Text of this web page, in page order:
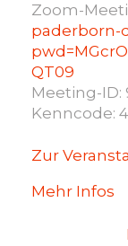
Zoom-
paderborn-
QT09
Meeting-ID:
Kenncode:
Zur
Mehr Infos